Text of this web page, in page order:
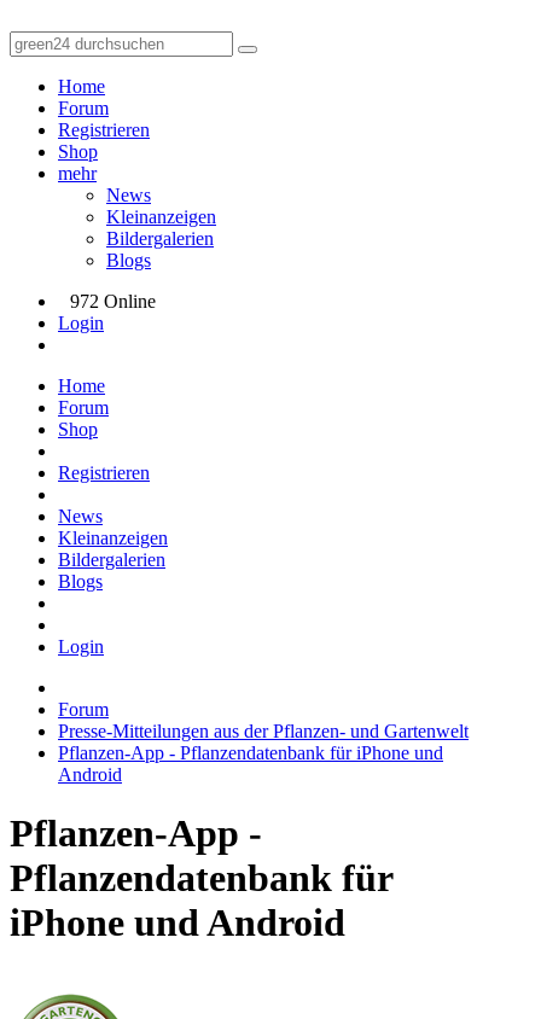
Home
Forum
Registrieren
Shop
mehr
News
Kleinanzeigen
Bildergalerien
Blogs
972 Online
Login
Home
Forum
Shop
Registrieren
News
Kleinanzeigen
Bildergalerien
Blogs
Login
Forum
Presse-Mitteilungen aus der Pflanzen- und Gartenwelt
Pflanzen-App - Pflanzendatenbank für iPhone und
Android
Pflanzen-App -
Pflanzendatenbank für
iPhone und Android